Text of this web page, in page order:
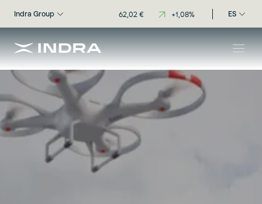
Indra Group ES